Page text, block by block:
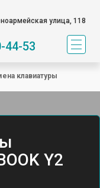
улица, 118
44-53
клавиатуры
Y2